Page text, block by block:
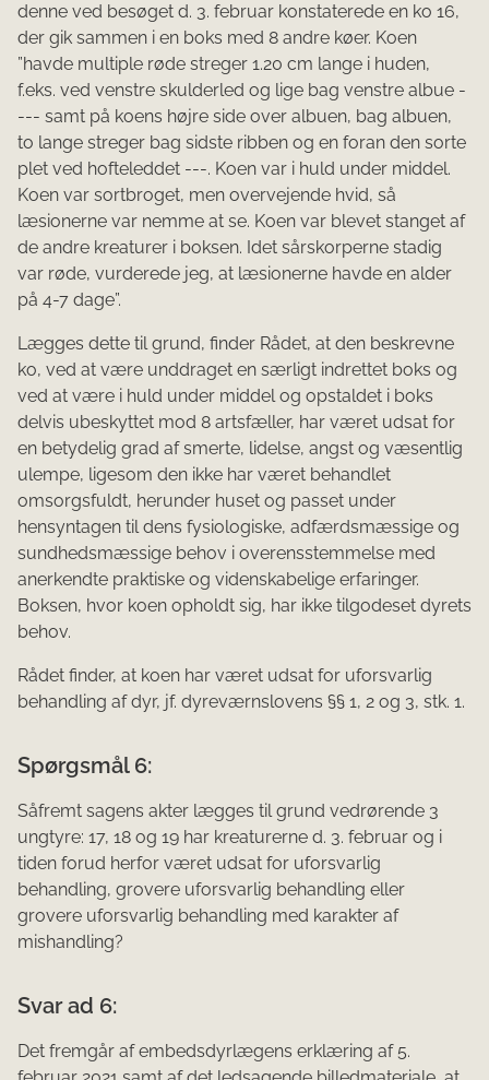
denne ved besøget d. 3. februar konstaterede en ko 16,
der gik sammen i en boks med 8 andre køer. Koen
”havde multiple røde streger 1.20 cm lange i huden,
f.eks. ved venstre skulderled og lige bag venstre albue -
--- samt på koens højre side over albuen, bag albuen,
to lange streger bag sidste ribben og en foran den sorte
plet ved hofteleddet ---. Koen var i huld under middel.
Koen var sortbroget, men overvejende hvid, så
læsionerne var nemme at se. Koen var blevet stanget af
de andre kreaturer i boksen. Idet sårskorperne stadig
var røde, vurderede jeg, at læsionerne havde en alder
på 4-7 dage”.
Lægges dette til grund, finder Rådet, at den beskrevne
ko, ved at være unddraget en særligt indrettet boks og
ved at være i huld under middel og opstaldet i boks
delvis ubeskyttet mod 8 artsfæller, har været udsat for
en betydelig grad af smerte, lidelse, angst og væsentlig
ulempe, ligesom den ikke har været behandlet
omsorgsfuldt, herunder huset og passet under
hensyntagen til dens fysiologiske, adfærdsmæssige og
sundhedsmæssige behov i overensstemmelse med
anerkendte praktiske og videnskabelige erfaringer.
Boksen, hvor koen opholdt sig, har ikke tilgodeset dyrets
behov.
Rådet finder, at koen har været udsat for uforsvarlig
behandling af dyr, jf. dyreværnslovens §§ 1, 2 og 3, stk. 1.
Spørgsmål 6:
Såfremt sagens akter lægges til grund vedrørende 3
ungtyre: 17, 18 og 19 har kreaturerne d. 3. februar og i
tiden forud herfor været udsat for uforsvarlig
behandling, grovere uforsvarlig behandling eller
grovere uforsvarlig behandling med karakter af
mishandling?
Svar ad 6:
Det fremgår af embedsdyrlægens erklæring af 5.